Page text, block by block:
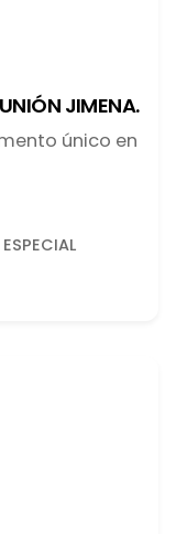
JIMENA.
único en